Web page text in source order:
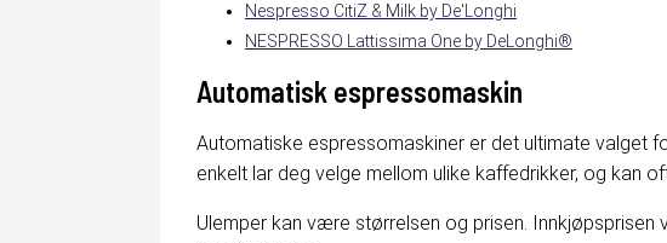
Nespresso CitiZ & Milk by De'Longhi
NESPRESSO Lattissima One by DeLonghi®
Automatisk espressomaskin
Automatiske espressomaskiner er det ultimate valget
enkelt lar deg velge mellom ulike kaffedrikker, og kan
Ulemper kan være størrelsen og prisen.